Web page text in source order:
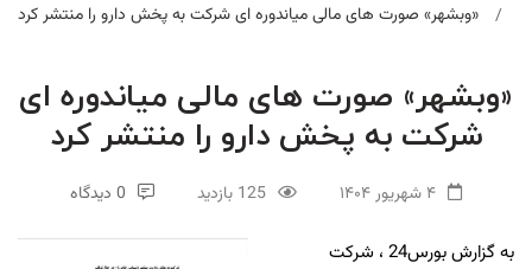
«وبشهر» صورت های مالی میاندوره ای شرکت به پخش دارو را منتشر کرد
«وبشهر» صورت های مالی میاندوره ای
شرکت به پخش دارو را منتشر کرد
125 بازدید 0 دیدگاه
به گزارش بورس24 ، شرکت